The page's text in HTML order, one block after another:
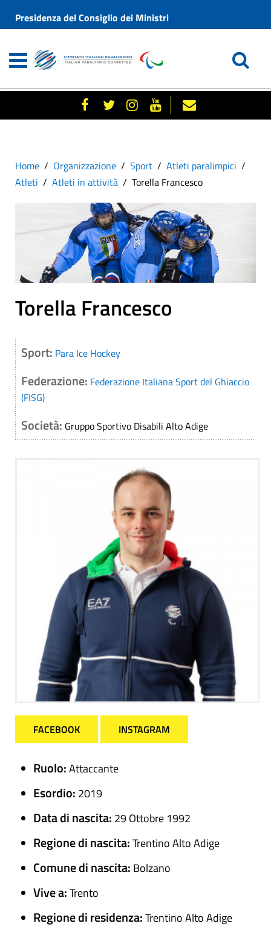
Presidenza del Consiglio dei Ministri
Home Organizzazione Sport
Atleti paralimpici
Atleti
Atleti in attività Torella Francesco
Torella Francesco
Sport: Para Ice Hockey
Federazione: Federazione Italiana Sport del Ghiaccio
(FISG)
Società: Gruppo Sportivo Disabili Alto Adige
FACEBOOK INSTAGRAM
Ruolo:Attaccante
Esordio: 2019
Data di nascita: 29 Ottobre 1992
Regione di nascita:Trentino Alto Adige
Comune di nascita: Bolzano
Vive a:Trento
Regione di residenza:Trentino Alto Adige